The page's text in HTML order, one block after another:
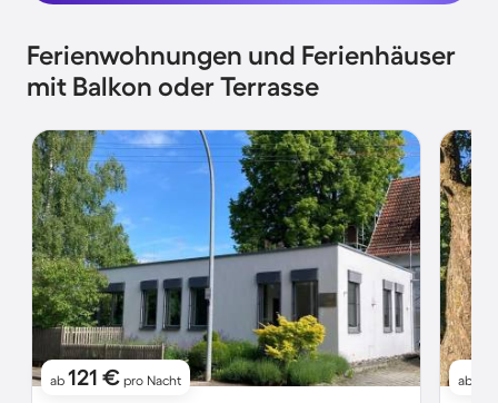
Ferienwohnungen und Ferienhäuser
mit Balkon oder Terrasse
ab 121 € pro Nacht ab